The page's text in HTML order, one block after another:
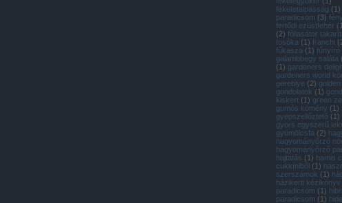
feketetalpasság (1)
paradicsom (3)
fertődi ezüstfehér (1
(2) fóliasátor
fosóka (1) franchi (
fűkasza (1) fűnyíró
galambbegy saláta (
(1) gardeners
gardeners world
gereblye (2)
gondolatok (1)
kiskert (1) green
gumós kömény (1)
gyepszellőztető (1)
gyors egyszerű
gyümölcsfa (2)
hagyományőrző
hagyományőrző
hajtatás (1) hamis
cukkíniből (1)
szerszámok (1)
házikerti kézikönyv
paradicsom (1)
paradicsom (1)